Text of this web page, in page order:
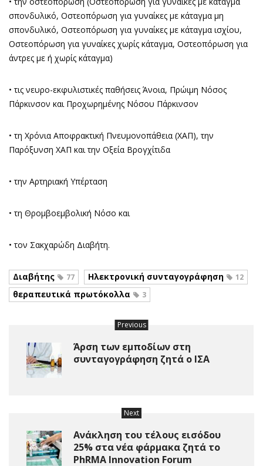
σπονδυλικό, Οστεοπόρωση για γυναίκες με κάταγμα μη
σπονδυλικό, Οστεοπόρωση για γυναίκες με κάταγμα ισχίου,
Οστεοπόρωση για γυναίκες χωρίς κάταγμα, Οστεοπόρωση για
άντρες με ή χωρίς κάταγμα)
• τις νευρο-εκφυλιστικές παθήσεις Άνοια, Πρώιμη Νόσος
Πάρκινσον και Προχωρημένης Νόσου Πάρκινσον
• τη Χρόνια Αποφρακτική Πνευμονοπάθεια (ΧΑΠ), την
Παρόξυνση ΧΑΠ και την Οξεία Βρογχίτιδα
• την Αρτηριακή Υπέρταση
• τη Θρομβοεμβολική Νόσο και
• τον Σακχαρώδη Διαβήτη.
Διαβήτης 77 Ηλεκτρονική συνταγογράφηση 12
θεραπευτικά πρωτόκολλα 3
Previous
Άρση των εμποδίων στη
συνταγογράφηση ζητά ο ΙΣΑ
Next
Ανάκληση του τέλους εισόδου
25% στα νέα φάρμακα ζητά το
PhRMA Innovation Forum